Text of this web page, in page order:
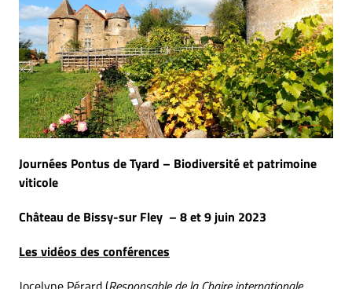
Journées Pontus de Tyard – Biodiversité et patrimoine
viticole
Château de Bissy-sur Fley – 8 et 9 juin 2023
Les vidéos des conférences